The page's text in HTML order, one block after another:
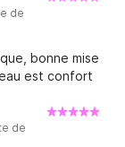
de
bonne mise
est confort
de